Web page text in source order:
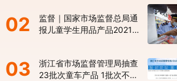
02
监督｜国家市场监督总局通
报儿童学生用品产品2021
03
浙江省市场监督管理局抽查
23批次童车产品 1批次不合